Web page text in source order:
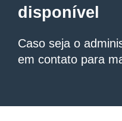
disponível
Caso seja o
em contato para